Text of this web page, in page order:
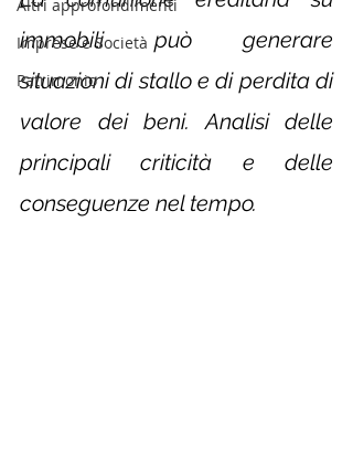
Altri approfondimenti
Imprese e Società
Patrimonio
immobili può generare
situazioni di stallo e di perdita di
valore dei beni. Analisi delle
principali criticità e delle
conseguenze nel tempo.